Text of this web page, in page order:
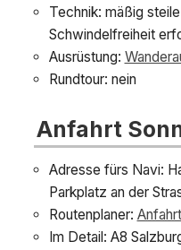
Technik: mäßig
Schwindelfreiheit
Ausrüstung:
Rundtour: nein
Anfahrt
Adresse fürs Navi:
Parkplatz an der
Routenplaner:
Im Detail: A8